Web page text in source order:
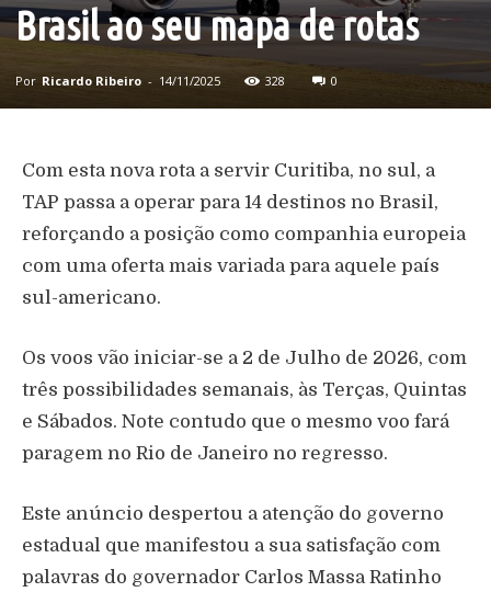
Brasil ao seu mapa de rotas
Por Ricardo Ribeiro - 14/11/2025 328 0
Com esta nova rota a servir Curitiba, no sul, a
TAP passa a operar para 14 destinos no Brasil,
reforçando a posição como companhia europeia
com uma oferta mais variada para aquele país
sul-americano.
Os voos vão iniciar-se a 2 de Julho de 2026, com
três possibilidades semanais, às Terças, Quintas
e Sábados. Note contudo que o mesmo voo fará
paragem no Rio de Janeiro no regresso.
Este anúncio despertou a atenção do governo
estadual que manifestou a sua satisfação com
palavras do governador Carlos Massa Ratinho